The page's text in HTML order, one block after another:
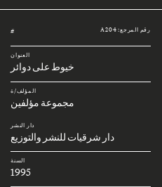
رقم المرجع: A204 #
العنوان
خيوط على دوائر
المؤلف/ة
مجموعة مؤلفين
دار النشر
دار شرقيات للنشر والتوزيع
السنة
1995